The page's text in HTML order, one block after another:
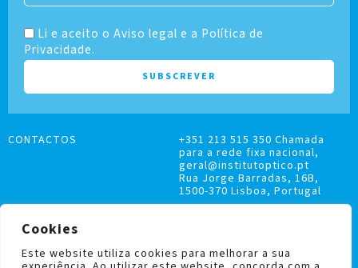
Cookies
Este website utiliza cookies para melhorar a sua
Li e aceito o Aviso legal e a Política de
Privacidade.
CONTACTOS
+351 213 515 350 Chamada
para a rede fixa nacional,
geral@institutoptico.pt
Rua Jorge Barradas, 16B,
1500-370 Lisboa, Portugal